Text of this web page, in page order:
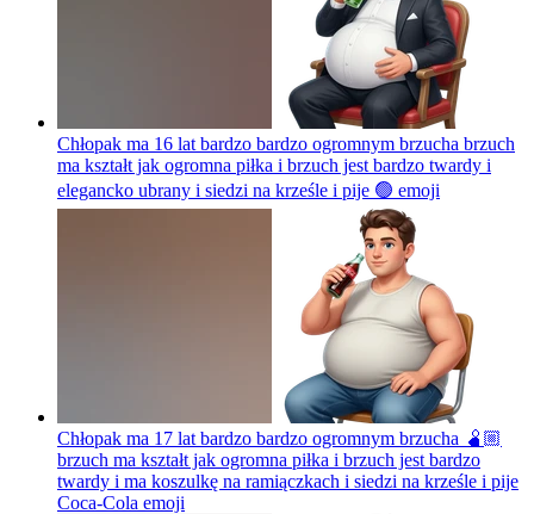
Chłopak ma 16 lat bardzo bardzo ogromnym brzucha brzuch
ma kształt jak ogromna piłka i brzuch jest bardzo twardy i
elegancko ubrany i siedzi na krześle i pije 🟢 emoji
Chłopak ma 17 lat bardzo bardzo ogromnym brzucha 🫄🏼
brzuch ma kształt jak ogromna piłka i brzuch jest bardzo
twardy i ma koszulkę na ramiączkach i siedzi na krześle i pije
Coca-Cola emoji